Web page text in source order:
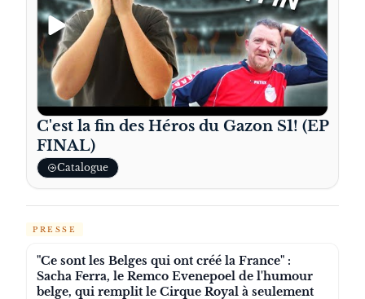
C'est la fin des Héros du Gazon S1! (EP
FINAL)
Catalogue
PRESSE
"Ce sont les Belges qui ont créé la France" :
Sacha Ferra, le Remco Evenepoel de l'humour
belge, qui remplit le Cirque Royal à seulement